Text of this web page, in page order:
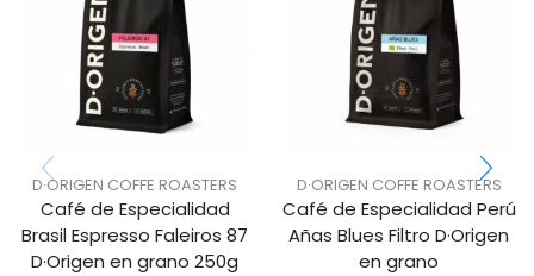
D·ORIGEN COFFE ROASTERS
Café de Especialidad
Brasil Espresso Faleiros 87
D·Origen en grano 250g
D·ORIGEN COFFE ROASTERS
Café de Especialidad Perú
Añas Blues Filtro D·Origen
en grano